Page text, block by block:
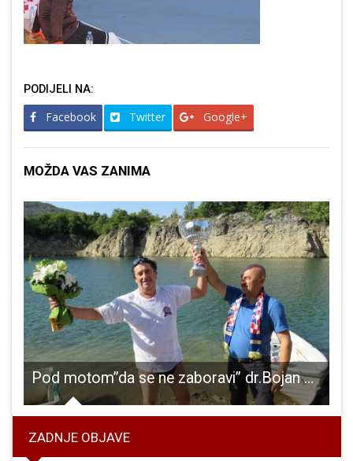
PODIJELI NA:
Facebook Twitter Google+
MOŽDA VAS ZANIMA
Pod motom”da se ne zaboravi” dr.Bojan Glažar osmi put preplivao 15 kilometara rijeke Like uzvodno
ZADNJE OBJAVE